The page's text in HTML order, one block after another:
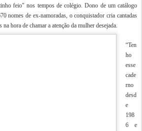
feio" nos tempos de colégio. Dono de um catálogo
nomes de ex-namoradas, o conquistador cria cantadas
na hora de chamar a atenção da mulher desejada.
“Ten
ho
esse
cade
rno
desd
e
198
6 e